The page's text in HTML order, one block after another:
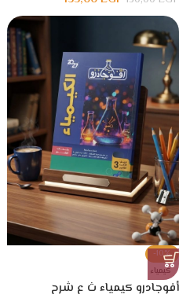
-10%
كيمياء
أفوجادرو كيمياء ث ع شرح